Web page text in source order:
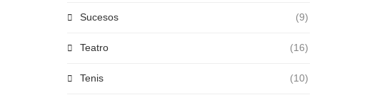
Sucesos (9)
Teatro (16)
Tenis (10)